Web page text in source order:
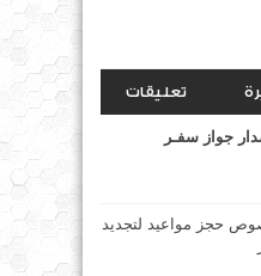
تعليقات
جواز سفـر
حجز مواعيد لتجديد